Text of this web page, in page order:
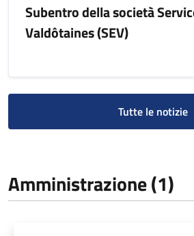
Subentro della società
Valdôtaines (SEV)
Tutte le notizie
Amministrazione (1)